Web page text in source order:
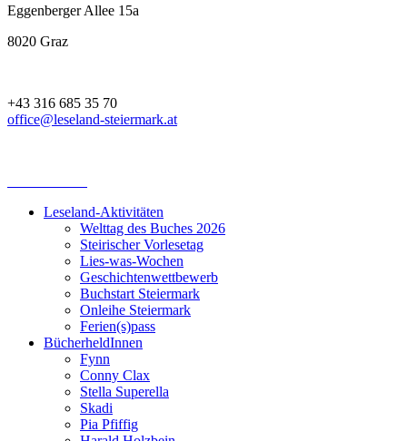
Eggenberger Allee 15a
8020 Graz
+43 316 685 35 70
office@leseland-steiermark.at
Leseland-Aktivitäten
Welttag des Buches 2026
Steirischer Vorlesetag
Lies-was-Wochen
Geschichtenwettbewerb
Buchstart Steiermark
Onleihe Steiermark
Ferien(s)pass
BücherheldInnen
Fynn
Conny Clax
Stella Superella
Skadi
Pia Pfiffig